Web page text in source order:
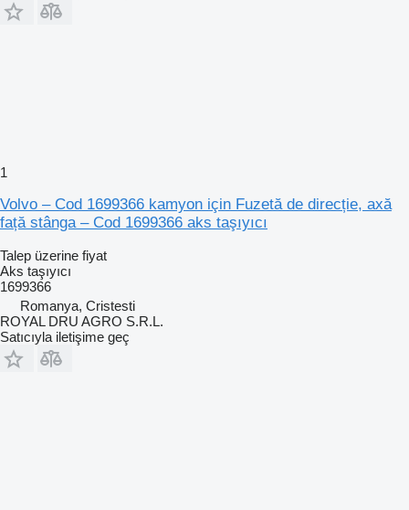
1
Volvo – Cod 1699366 kamyon için Fuzetă de direcție, axă
față stânga – Cod 1699366 aks taşıyıcı
Talep üzerine fiyat
Aks taşıyıcı
1699366
Romanya, Cristesti
ROYAL DRU AGRO S.R.L.
Satıcıyla iletişime geç